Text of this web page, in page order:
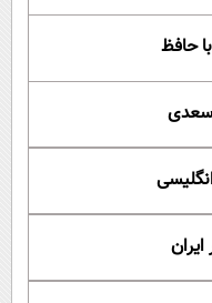
حافظ
سعدی